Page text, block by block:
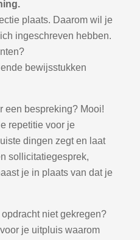
plaats. Daarom wil je
ingeschreven hebben.
bewijsstukken
een bespreking? Mooi!
repetitie voor je
dingen zegt en laat
sollicitatiegesprek,
je in plaats van dat je
niet gekregen?
je uitpluis waarom